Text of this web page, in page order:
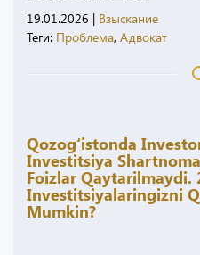
19.01.2026 | Взыскание
Теги: Проблема, Адвокат
Qozog‘istonda
Investitsiya
Foizlar Qaytarilmaydi.
Investitsiyalaringizni
Mumkin?